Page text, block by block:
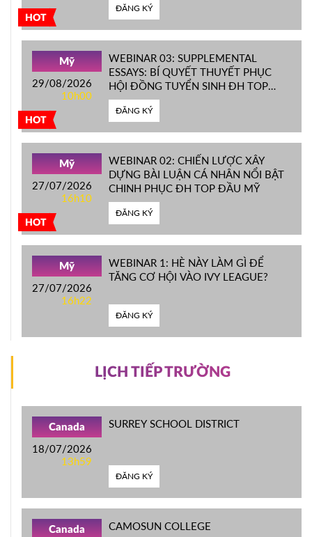
HOT
ĐĂNG KÝ
HOT
Mỹ
29/08/2026
10h00
WEBINAR 03: SUPPLEMENTAL
ESSAYS: BÍ QUYẾT THUYẾT PHỤC
HỘI ĐỒNG TUYỂN SINH ĐH TOP
ĐẦU MỸ
ĐĂNG KÝ
HOT
Mỹ
27/07/2026
16h10
WEBINAR 02: CHIẾN LƯỢC XÂY
DỰNG BÀI LUẬN CÁ NHÂN NỔI BẬT
CHINH PHỤC ĐH TOP ĐẦU MỸ
ĐĂNG KÝ
Mỹ
27/07/2026
16h22
WEBINAR 1: HÈ NÀY LÀM GÌ ĐỂ
TĂNG CƠ HỘI VÀO IVY LEAGUE?
ĐĂNG KÝ
LỊCH TIẾP TRƯỜNG
Canada
18/07/2026
13h59
SURREY SCHOOL DISTRICT
ĐĂNG KÝ
Canada CAMOSUN COLLEGE